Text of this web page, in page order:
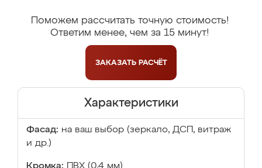
Поможем рассчитать точную стоимость!
Ответим менее, чем за 15 минут!
ЗАКАЗАТЬ РАСЧЁТ
Характеристики
Фасад: на ваш выбор (зеркало, ДСП, витраж
и др.)